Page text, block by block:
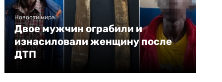
Новости мира
Двое мужчин ограбили и
изнасиловали женщину после
ДТП